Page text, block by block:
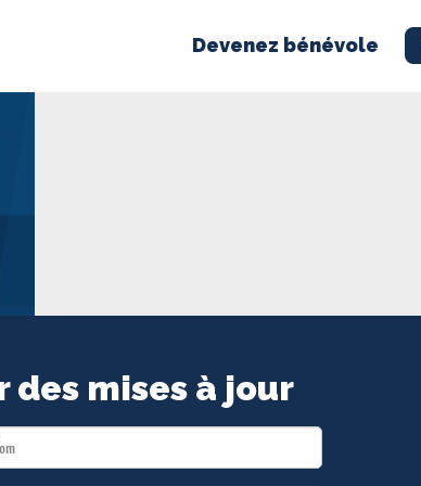
Devenez bénévole
des mises à jour